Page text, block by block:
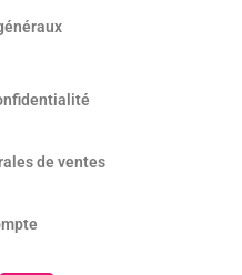
de ventes